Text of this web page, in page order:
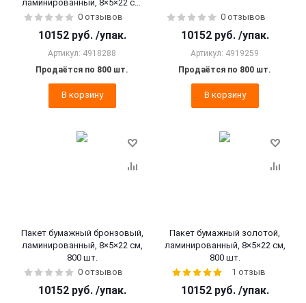
ламинированный, 8×5×22 см,
800 шт.
0 отзывов
10152 руб. /упак.
Артикул: 4918288
Продаётся по 800 шт.
В корзину
0 отзывов
10152 руб. /упак.
Артикул: 4919259
Продаётся по 800 шт.
В корзину
Пакет бумажный бронзовый,
ламинированный, 8×5×22 см,
800 шт.
0 отзывов
10152 руб. /упак.
Пакет бумажный золотой,
ламинированный, 8×5×22 см,
800 шт.
1 отзыв
10152 руб. /упак.